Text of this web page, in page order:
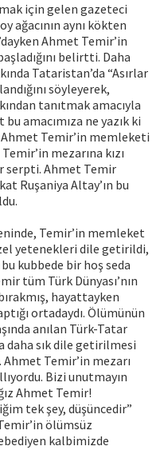
için gelen gazeteci
ağacının aynı kökten
Ahmet Temir’in
belirtti. Daha
Tataristan’da “Asırlar
söyleyerek,
tanıtmak amacıyla
amacımıza ne yazık ki
Ahmet Temir’in memleketi
mezarına kızı
serpti. Ahmet Temir
Ruşaniya Altay’ın bu
Temir’in memleket
yetenekleri dile getirildi,
kubbede bir hoş seda
tüm Türk Dünyası’nın
hayattayken
ortadaydı. Ölümünün
anılan Türk-Tatar
daha sık dile getirilmesi
Ahmet Temir’in mezarı
Bizi unutmayın
Ahmet Temir!
tek şey, düşüncedir”
ölümsüz
kalbimizde